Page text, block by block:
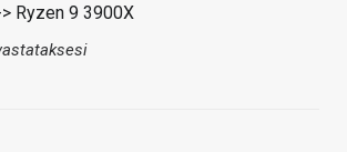
Ryzen 9 3900X